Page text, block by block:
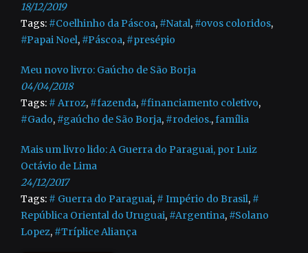
18/12/2019
Tags: #Coelhinho da Páscoa, #Natal, #ovos coloridos,
#Papai Noel, #Páscoa, #presépio
Meu novo livro: Gaúcho de São Borja
04/04/2018
Tags: # Arroz, #fazenda, #financiamento coletivo,
#Gado, #gaúcho de São Borja, #rodeios.,família
Mais um livro lido: A Guerra do Paraguai, por Luiz
Octávio de Lima
24/12/2017
Tags: # Guerra do Paraguai, # Império do Brasil, #
República Oriental do Uruguai, #Argentina, #Solano
Lopez, #Tríplice Aliança